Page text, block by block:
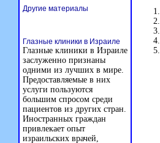
Другие материалы
Глазные клиники в Израиле
Глазные клиники в Израиле
заслуженно признаны
одними из лучших в мире.
Предоставляемые в них
услуги пользуются
большим спросом среди
пациентов из других стран.
Иностранных граждан
привлекает опыт
израильских врачей,